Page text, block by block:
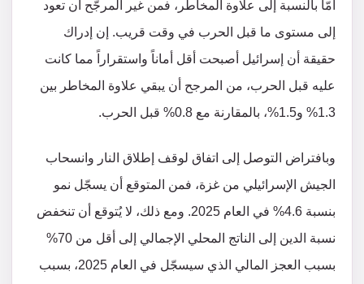
أمّا بالنسبة إلى علاوة المخاطر، فمن غير المرجّح أن تعود
إلى مستوى ما قبل الحرب في وقت قريب. إن إدراك
حقيقة أن إسرائيل أصبحت أقل أماناً واستقراراً مما كانت
عليه قبل الحرب، من المرجح أن يبقي علاوة المخاطر بين
1.3% و1.5%، بالمقارنة مع 0.8% قبل الحرب.
وبافتراض التوصل إلى اتفاق لوقف إطلاق النار وانسحاب
الجيش الإسرائيلي من غزة، فمن المتوقع أن يسجّل نمو
بنسبة 4.6% في العام 2025. ومع ذلك، لا يُتوقع أن تنخفض
نسبة الدين إلى الناتج المحلي الإجمالي إلى أقل من 70%
بسبب العجز المالي الذي سيسجّل في العام 2025، بسبب